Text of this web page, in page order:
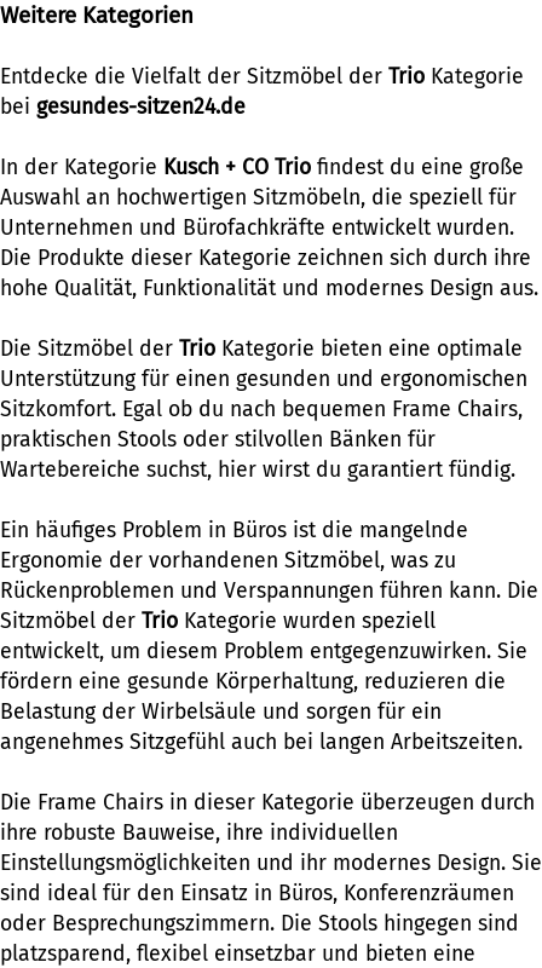
Weitere Kategorien
Entdecke die Vielfalt der Sitzmöbel der Trio Kategorie
bei gesundes-sitzen24.de
In der Kategorie Kusch + CO Trio findest du eine große
Auswahl an hochwertigen Sitzmöbeln, die speziell für
Unternehmen und Bürofachkräfte entwickelt wurden.
Die Produkte dieser Kategorie zeichnen sich durch ihre
hohe Qualität, Funktionalität und modernes Design aus.
Die Sitzmöbel der Trio Kategorie bieten eine optimale
Unterstützung für einen gesunden und ergonomischen
Sitzkomfort. Egal ob du nach bequemen Frame Chairs,
praktischen Stools oder stilvollen Bänken für
Wartebereiche suchst, hier wirst du garantiert fündig.
Ein häufiges Problem in Büros ist die mangelnde
Ergonomie der vorhandenen Sitzmöbel, was zu
Rückenproblemen und Verspannungen führen kann. Die
Sitzmöbel der Trio Kategorie wurden speziell
entwickelt, um diesem Problem entgegenzuwirken. Sie
fördern eine gesunde Körperhaltung, reduzieren die
Belastung der Wirbelsäule und sorgen für ein
angenehmes Sitzgefühl auch bei langen Arbeitszeiten.
Die Frame Chairs in dieser Kategorie überzeugen durch
ihre robuste Bauweise, ihre individuellen
Einstellungsmöglichkeiten und ihr modernes Design. Sie
sind ideal für den Einsatz in Büros, Konferenzräumen
oder Besprechungszimmern. Die Stools hingegen sind
platzsparend, flexibel einsetzbar und bieten eine